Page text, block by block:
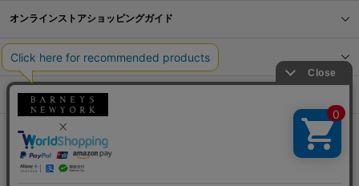
オンラインストアショッピングガイド
店舗情報
サービス